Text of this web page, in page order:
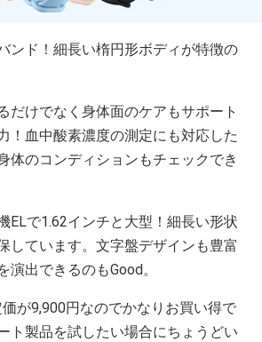
ンド！細長い楕円形ボディが特徴の
だけでなく身体面のケアもサポート
！血中酸素濃度の測定にも対応した
体のコンディションもチェックでき
ELで1.62インチと大型！細長い形状
しています。文字盤デザインも豊富
演出できるのもGood。
が9,900円なのでかなりお買い得で
ト製品を試したい場合にちょうどい